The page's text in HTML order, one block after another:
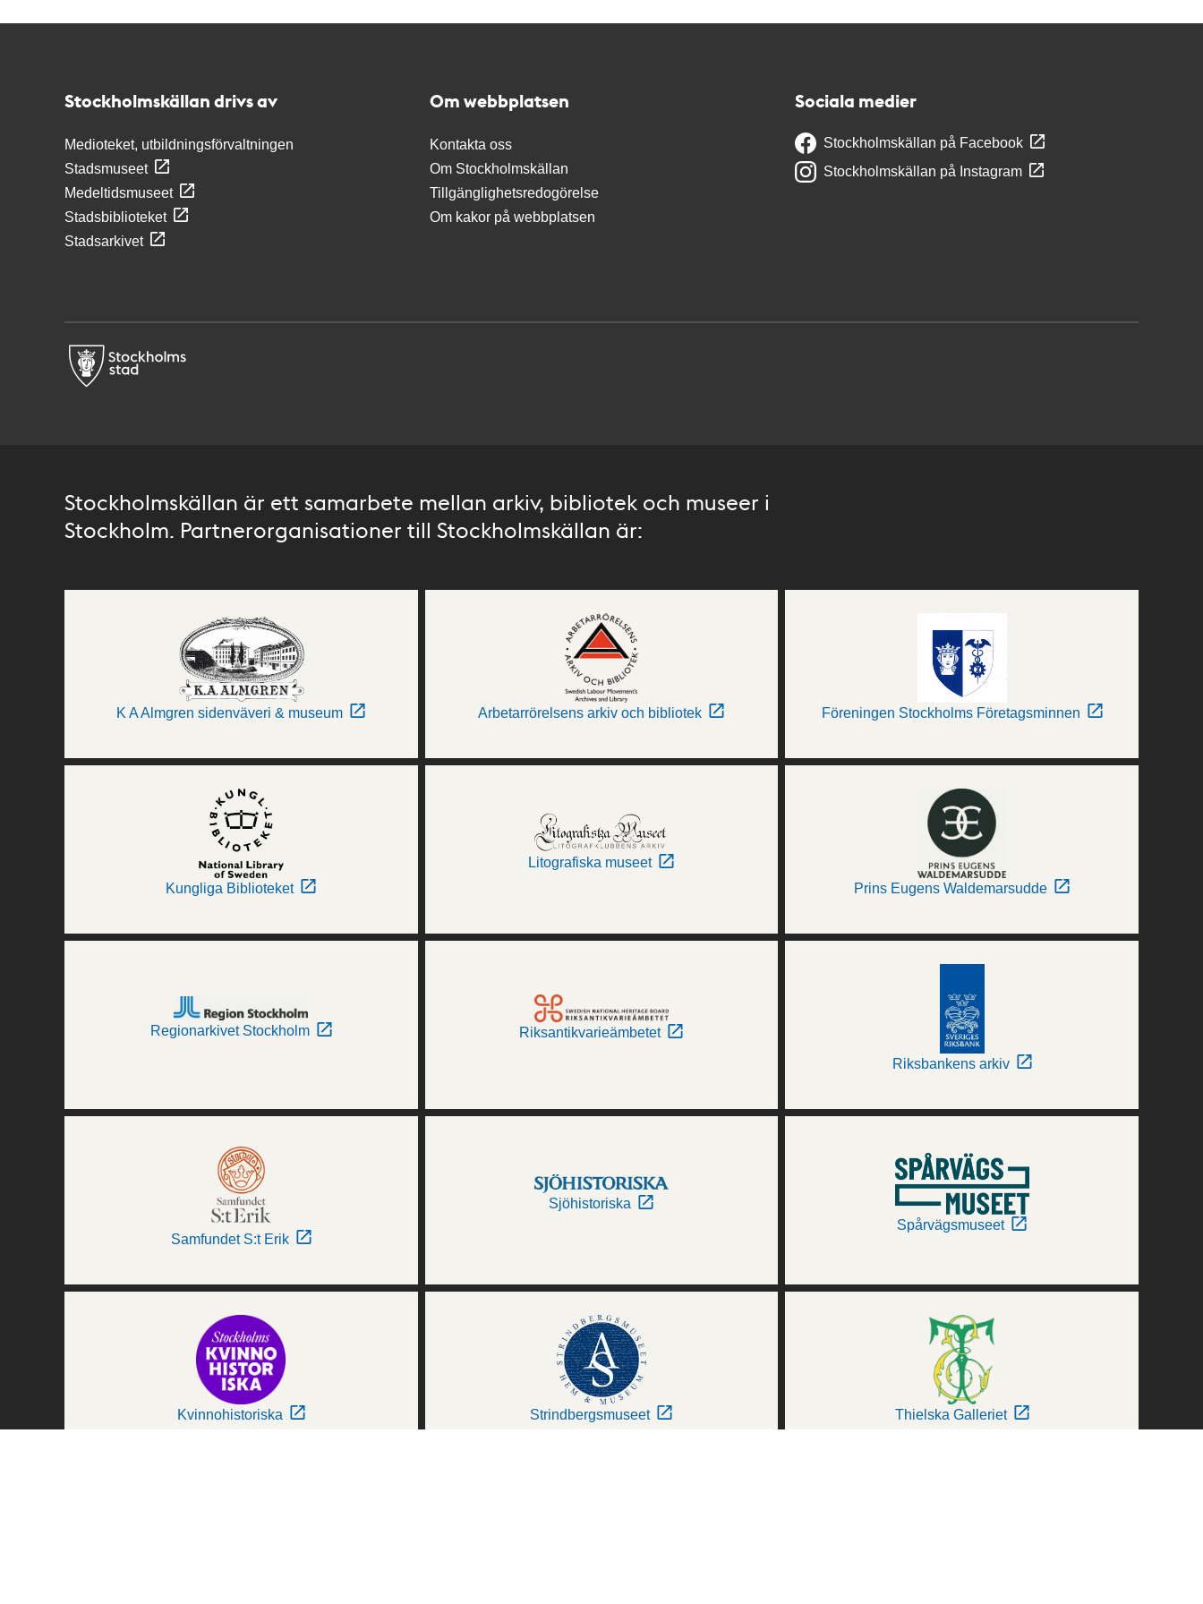
Stockholmskällan drivs av
Medioteket, utbildningsförvaltningen
Stadsmuseet
Medeltidsmuseet
Stadsbiblioteket
Stadsarkivet
Om webbplatsen
Kontakta oss
Om Stockholmskällan
Tillgänglighetsredogörelse
Om kakor på webbplatsen
Sociala medier
Stockholmskällan på Facebook
Stockholmskällan på Instagram
Stockholmskällan är ett samarbete mellan arkiv, bibliotek och museer i
Stockholm. Partnerorganisationer till Stockholmskällan är:
K A Almgren sidenväveri & museum Arbetarrörelsens arkiv och bibliotek Föreningen Stockholms Företagsminnen
Kungliga Biblioteket
Litografiska museet
Prins Eugens Waldemarsudde
Regionarkivet Stockholm Riksantikvarieämbetet
Riksbankens arkiv
Samfundet S:t Erik
Sjöhistoriska
Spårvägsmuseet
Kvinnohistoriska Strindbergsmuseet Thielska Galleriet